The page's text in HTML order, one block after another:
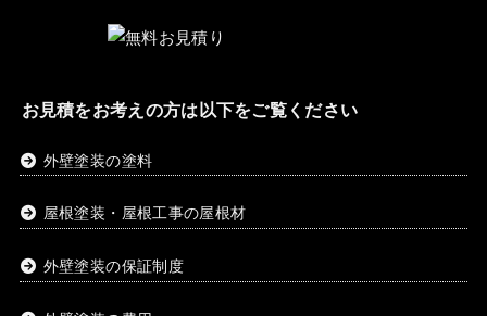
お見積をお考えの方は以下をご覧ください
外壁塗装の塗料
屋根塗装・屋根工事の屋根材
外壁塗装の保証制度